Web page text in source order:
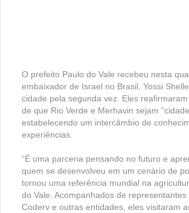
O prefeito Paulo do Vale recebeu nesta
embaixador de Israel no Brasil, Yossi
cidade pela segunda vez. Eles
de que Rio Verde e Merhavin sejam
estabelecendo um intercâmbio de
experiências.
“É uma parceria pensando no futuro e
quem se desenvolveu em um cenário de
tornou uma referência mundial na
do Vale. Acompanhados de representantes
Coderv e outras entidades, eles visitaram